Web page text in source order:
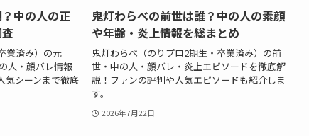
中の人の正
業済み）の元
人・顔バレ情報
気シーンまで徹底
鬼灯わらべの前世は誰？中の人の素顔
や年齢・炎上情報を総まとめ
鬼灯わらべ（のりプロ2期生・卒業済み）の前
世・中の人・顔バレ・炎上エピソードを徹底解
説！ファンの評判や人気エピソードも紹介しま
す。
2026年7月22日